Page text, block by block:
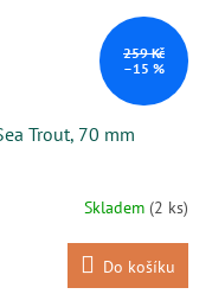
259 Kč
–15 %
Trout, 70 mm
Skladem (2 ks)
Do košíku